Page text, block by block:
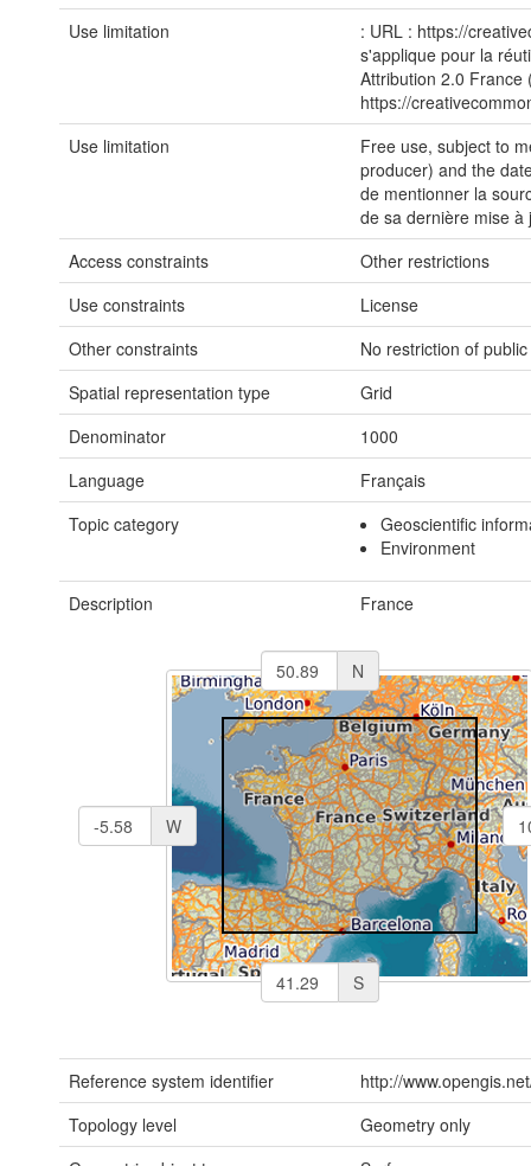
Use limitation
: URL : https://
s'applique pour la
Attribution 2.0 France
https://
Use limitation
Free use, subject to
producer) and the
de mentionner la
de sa dernière mise à
Access constraints
Other restrictions
Use constraints
License
Other constraints
No restriction of
Spatial representation type
Grid
Denominator
1000
Language
Français
Topic category
Geoscientific
Environment
Description France
N
S
W
Reference system identifier
http://
Topology level
Geometry only